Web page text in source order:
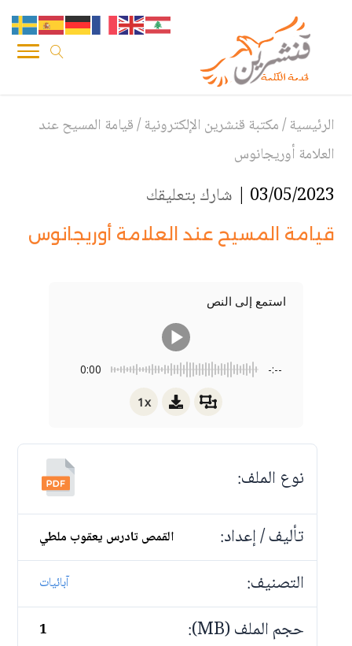
الرئيسية/مكتبة قنشرين الإلكترونية/قيامة المسيح عند
العلامة أوريجانوس
03/05/2023 | شارك بتعليقك
قيامة المسيح عند العلامة أوريجانوس
استمع إلى النص
0:00 -:--
1x
نوع الملف:
تأليف / إعداد:
القمص تادرس يعقوب ملطي
التصنيف: آبائيات
حجم الملف (MB): 1